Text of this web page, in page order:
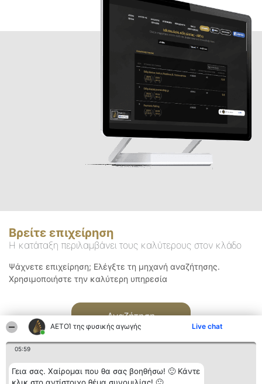
ΑΕΤΟΊ της φυσικής αγωγής Live chat
05:59
Γεια σας. Χαίρομαι που θα σας βοηθήσω! 🙂 Κάντε
Βρείτε επιχείρηση
Η κατάταξη περιλαμβάνει τους καλύτερους στον κλάδο
Ψάχνετε επιχείρηση; Ελέγξτε τη μηχανή αναζήτησης.
Χρησιμοποιήστε την καλύτερη υπηρεσία
Αναζήτηση